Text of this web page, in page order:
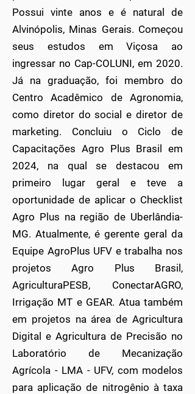
Possui vinte anos e é natural de
Alvinópolis, Minas Gerais. Começou
seus estudos em Viçosa ao
ingressar no Cap-COLUNI, em 2020.
Já na graduação, foi membro do
Centro Acadêmico de Agronomia,
como diretor do social e diretor de
marketing. Concluiu o Ciclo de
Capacitações Agro Plus Brasil em
2024, na qual se destacou em
primeiro lugar geral e teve a
oportunidade de aplicar o Checklist
Agro Plus na região de Uberlândia-
MG. Atualmente, é gerente geral da
Equipe AgroPlus UFV e trabalha nos
projetos Agro Plus Brasil,
AgriculturaPESB, ConectarAGRO,
Irrigação MT e GEAR. Atua também
em projetos na área de Agricultura
Digital e Agricultura de Precisão no
Laboratório de Mecanização
Agrícola - LMA - UFV, com modelos
para aplicação de nitrogênio à taxa